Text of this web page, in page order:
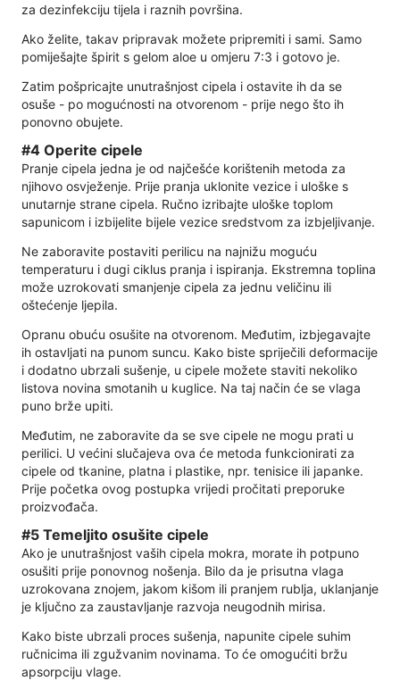
za dezinfekciju tijela i raznih površina.
Ako želite, takav pripravak možete pripremiti i sami. Samo
pomiješajte špirit s gelom aloe u omjeru 7:3 i gotovo je.
Zatim pošpricajte unutrašnjost cipela i ostavite ih da se
osuše - po mogućnosti na otvorenom - prije nego što ih
ponovno obujete.
#4 Operite cipele
Pranje cipela jedna je od najčešće korištenih metoda za
njihovo osvježenje. Prije pranja uklonite vezice i uloške s
unutarnje strane cipela. Ručno izribajte uloške toplom
sapunicom i izbijelite bijele vezice sredstvom za izbjeljivanje.
Ne zaboravite postaviti perilicu na najnižu moguću
temperaturu i dugi ciklus pranja i ispiranja. Ekstremna toplina
može uzrokovati smanjenje cipela za jednu veličinu ili
oštećenje ljepila.
Opranu obuću osušite na otvorenom. Međutim, izbjegavajte
ih ostavljati na punom suncu. Kako biste spriječili deformacije
i dodatno ubrzali sušenje, u cipele možete staviti nekoliko
listova novina smotanih u kuglice. Na taj način će se vlaga
puno brže upiti.
Međutim, ne zaboravite da se sve cipele ne mogu prati u
perilici. U većini slučajeva ova će metoda funkcionirati za
cipele od tkanine, platna i plastike, npr. tenisice ili japanke.
Prije početka ovog postupka vrijedi pročitati preporuke
proizvođača.
#5 Temeljito osušite cipele
Ako je unutrašnjost vaših cipela mokra, morate ih potpuno
osušiti prije ponovnog nošenja. Bilo da je prisutna vlaga
uzrokovana znojem, jakom kišom ili pranjem rublja, uklanjanje
je ključno za zaustavljanje razvoja neugodnih mirisa.
Kako biste ubrzali proces sušenja, napunite cipele suhim
ručnicima ili zgužvanim novinama. To će omogućiti bržu
apsorpciju vlage.